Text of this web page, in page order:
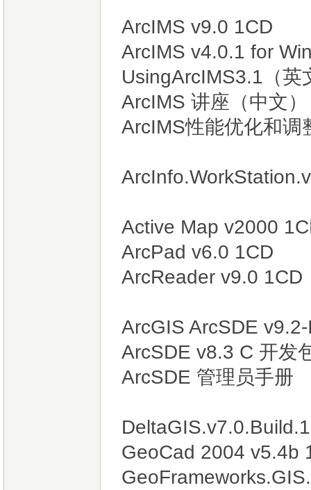
ArcIMS v9.0 1CD
ArcIMS v4.0.1 for
UsingArcIMS3.1（英
ArcIMS 讲座（中文）
ArcIMS性能优化和调
Active Map v2000
ArcPad v6.0 1CD
ArcReader v9.0 1CD
ArcGIS ArcSDE
ArcSDE v8.3 C 开发
ArcSDE 管理员手册
GeoCad 2004 v5.4b